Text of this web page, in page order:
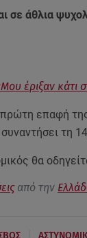
σε άθλια
έριξαν
επαφή
τη
θα
από την